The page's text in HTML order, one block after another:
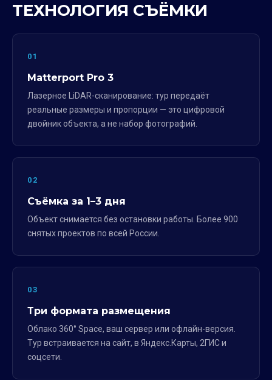
ТЕХНОЛОГИЯ СЪЁМКИ
01
Matterport Pro 3
Лазерное LiDAR-сканирование: тур передаёт
реальные размеры и пропорции — это цифровой
двойник объекта, а не набор фотографий.
02
Съёмка за 1–3 дня
Объект снимается без остановки работы. Более 900
снятых проектов по всей России.
03
Три формата размещения
Облако 360° Space, ваш сервер или офлайн-версия.
Тур встраивается на сайт, в Яндекс.Карты, 2ГИС и
соцсети.